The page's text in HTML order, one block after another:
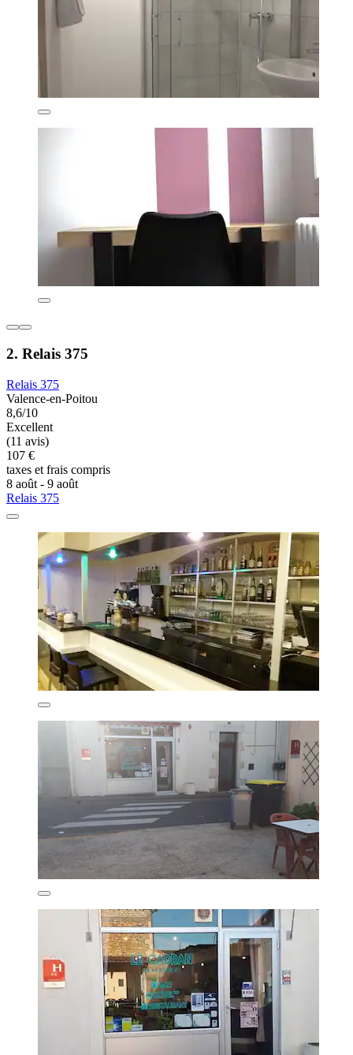
2. Relais 375
Relais 375
Valence-en-Poitou
8,6/10
Excellent
(11 avis)
107 €
taxes et frais compris
8 août - 9 août
Relais 375